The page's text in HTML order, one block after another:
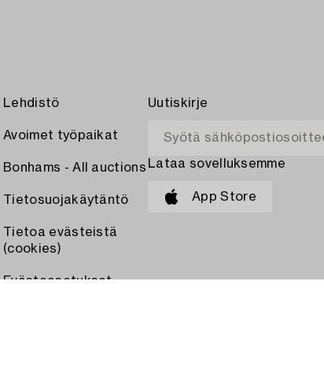
Lehdistö
Avoimet työpaikat
Bonhams - All auctions
Tietosuojakäytäntö
Tietoa evästeistä
(cookies)
Evästeasetukset
Uutiskirje
Lataa sovelluksemme
App Store